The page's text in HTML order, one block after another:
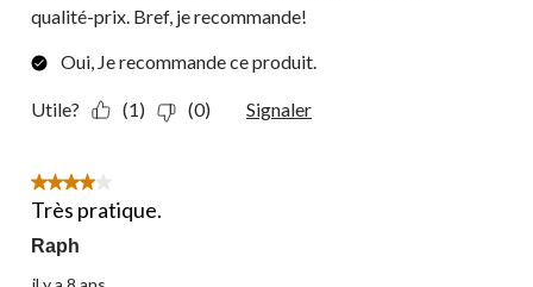
qualité-prix. Bref, je recommande!
Oui, Je recommande ce produit.
Utile? (1) (0) Signaler
4 étoile(s) sur 5.
Très pratique.
Raph